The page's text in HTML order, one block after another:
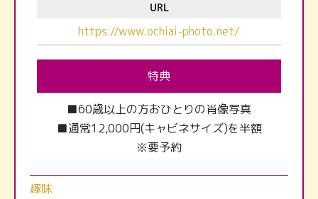
URL
https://www.ochiai-photo.net/
特典
■60歳以上の方おひとりの肖像写真
■通常12,000円(キャビネサイズ)を半額
※要予約
趣味